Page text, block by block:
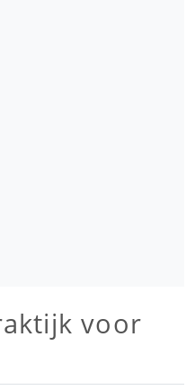
voor